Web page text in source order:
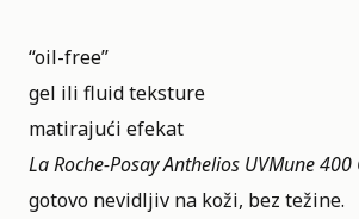
“oil-free”
gel ili fluid teksture
matirajući efekat
La Roche-Posay Anthelios UVMune
gotovo nevidljiv na koži, bez težine.